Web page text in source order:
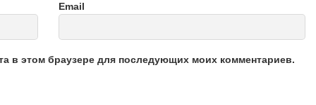
Email
в этом браузере для последующих моих комментариев.